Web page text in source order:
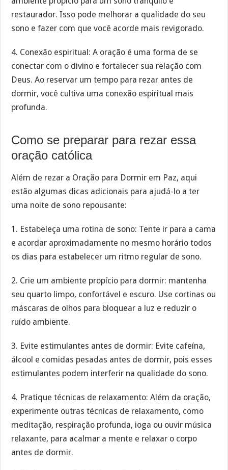
restaurador. Isso pode melhorar a qualidade do seu
sono e fazer com que você acorde mais revigorado.
4. Conexão espiritual: A oração é uma forma de se
conectar com o divino e fortalecer sua relação com
Deus. Ao reservar um tempo para rezar antes de
dormir, você cultiva uma conexão espiritual mais
profunda.
Como se preparar para rezar essa
oração católica
Além de rezar a Oração para Dormir em Paz, aqui
estão algumas dicas adicionais para ajudá-lo a ter
uma noite de sono repousante:
1. Estabeleça uma rotina de sono: Tente ir para a cama
e acordar aproximadamente no mesmo horário todos
os dias para estabelecer um ritmo regular de sono.
2. Crie um ambiente propício para dormir: mantenha
seu quarto limpo, confortável e escuro. Use cortinas ou
máscaras de olhos para bloquear a luz e reduzir o
ruído ambiente.
3. Evite estimulantes antes de dormir: Evite cafeína,
álcool e comidas pesadas antes de dormir, pois esses
estimulantes podem interferir na qualidade do sono.
4. Pratique técnicas de relaxamento: Além da oração,
experimente outras técnicas de relaxamento, como
meditação, respiração profunda, ioga ou ouvir música
relaxante, para acalmar a mente e relaxar o corpo
antes de dormir.